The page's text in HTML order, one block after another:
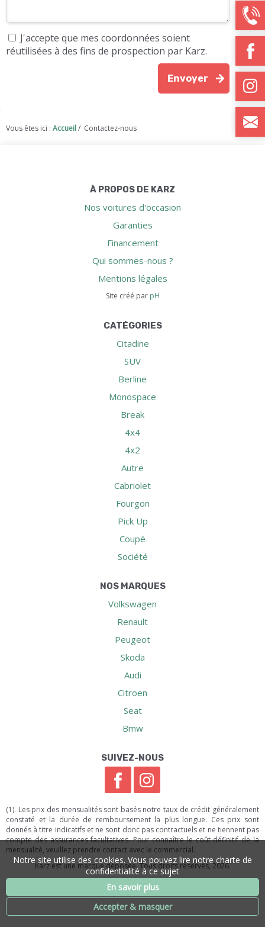
J'accepte que mes coordonnées soient
réutilisées à des fins de prospection par Karz.
Vous êtes ici : Accueil/ Contactez-nous
À PROPOS DE KARZ
Nos voitures d'occasion
Garanties
Financement
Qui sommes-nous ?
Mentions légales
Site créé par pH
CATÉGORIES
Citadine
SUV
Berline
Monospace
Break
4x4
4x2
Autre
Cabriolet
Fourgon
Pick Up
Coupé
Société
NOS MARQUES
Volkswagen
Renault
Peugeot
Skoda
Audi
Citroen
Seat
Bmw
SUIVEZ-NOUS
(1). Les prix des mensualités sont basés notre taux de crédit généralement
constaté et la durée de remboursement la plus longue. Ces prix sont
donnés à titre indicatifs et ne sont donc pas contractuels et ne tiennent pas
compte des assurances facultatives. Pour connaître le coût définitif de la
mensualité, veuillez prendre contact avec le commercial.
Karz est une marque déposée. Tous droits réservés, 2026.
Notre site utilise des cookies. Vous pouvez lire notre charte de
confidentialité à ce sujet
En savoir plus
Accepter & masquer